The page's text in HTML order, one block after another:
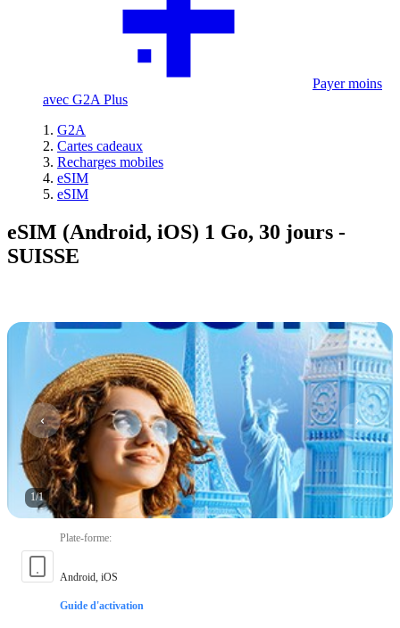
Payer moins
avec G2A Plus
G2A
Cartes cadeaux
Recharges mobiles
eSIM
eSIM
eSIM (Android, iOS) 1 Go, 30 jours -
SUISSE
1/1
Plate-forme:
Android, iOS
Guide d'activation